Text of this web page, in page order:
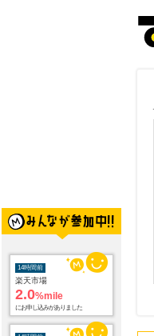
14時間前
楽天市場
2.0%mile
にお申し込みがありました
14時間前
楽天ブックス
1.0%mile
にお申し込みがありました